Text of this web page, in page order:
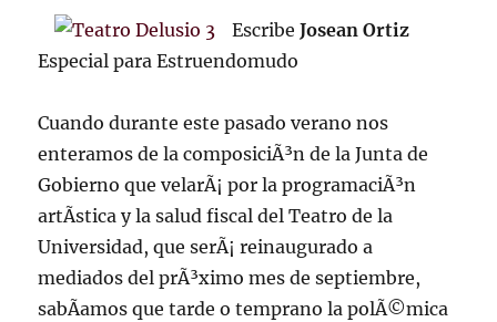
EscribeJosean Ortiz
Especial para Estruendomudo
Cuando durante este pasado verano nos
enteramos de la composiciÃ³n de la Junta de
Gobierno que velarÃ¡ por la programaciÃ³n
artÃ­stica y la salud fiscal del Teatro de la
Universidad, que serÃ¡ reinaugurado a
mediados del prÃ³ximo mes de septiembre,
sabÃ­amos que tarde o temprano la polÃ©mica